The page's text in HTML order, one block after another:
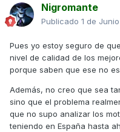
Nigromante
Publicado 1 de
Pues yo estoy seguro de
nivel de calidad de los
porque saben que ese no
Además, no creo que sea
sino que el problema
que no supo analizar los
teniendo en España hasta